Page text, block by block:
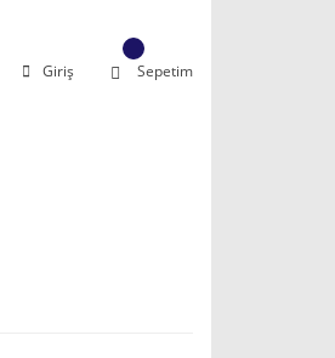
Giriş Sepetim